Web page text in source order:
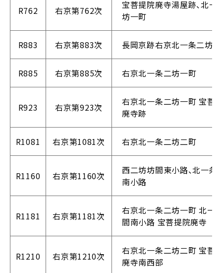
R762 右京第762次
宝菩提院廃寺湯屋跡、北一
坊一町
R883 右京第883次 長岡京跡右京北一条二坊
R885 右京第885次 右京北一条二坊一町
R923 右京第923次
右京北一条二坊一町 宝菩
廃寺跡
R1081 右京第1081次 右京北一条二坊二町
R1160 右京第1160次
西二坊坊間東小路、北一条
南小路
R1181 右京第1181次
右京北一条二坊一町 北一
間南小路 宝菩提院廃寺
R1210 右京第1210次
右京北一条二坊二町 宝菩
廃寺南西部